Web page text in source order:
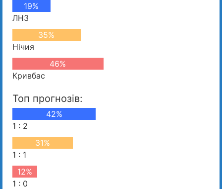
19%
ЛНЗ
35%
Нічия
46%
Кривбас
Топ прогнозів:
42%
1 : 2
31%
1 : 1
12%
1 : 0